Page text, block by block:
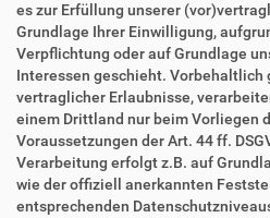
es zur Erfüllung unserer
Grundlage Ihrer Einwilligung,
Verpflichtung oder auf Grundlage
Interessen geschieht. Vorbehaltlich
vertraglicher Erlaubnisse,
einem Drittland nur beim Vorliegen
Voraussetzungen der Art. 44 ff.
Verarbeitung erfolgt z.B. auf
wie der offiziell anerkannten
entsprechenden